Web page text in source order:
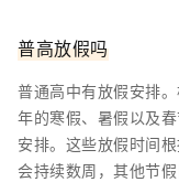
普高放假吗
普通高中有放假安排
年的寒假、暑假以及
安排。这些放假时间
会持续数周，其他节